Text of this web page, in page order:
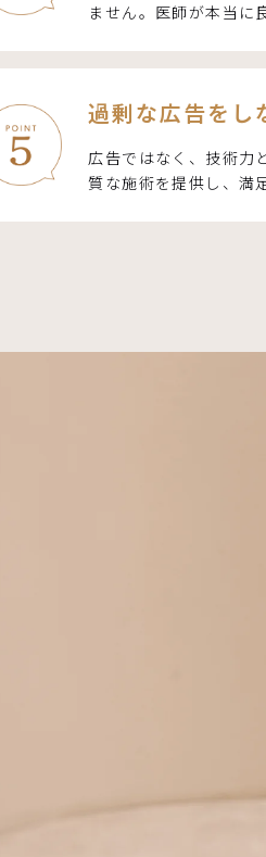
ません。医師が本当に
過剰な広告をし
広告ではなく、技術力
質な施術を提供し、満